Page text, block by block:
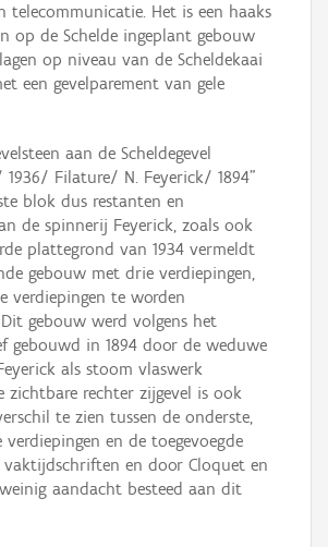
telecommunicatie. Het is een haaks
op de Schelde ingeplant gebouw
op niveau van de Scheldekaai
een gevelparement van gele
aan de Scheldegevel
Filature/ N. Feyerick/ 1894"
blok dus restanten en
de spinnerij Feyerick, zoals ook
plattegrond van 1934 vermeldt
gebouw met drie verdiepingen,
verdiepingen te worden
gebouw werd volgens het
gebouwd in 1894 door de weduwe
als stoom vlaswerk
zichtbare rechter zijgevel is ook
te zien tussen de onderste,
verdiepingen en de toegevoegde
vaktijdschriften en door Cloquet en
aandacht besteed aan dit